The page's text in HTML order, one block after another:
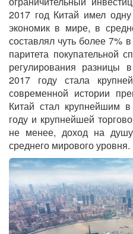
2017 год Китай имел
экономик в мире, в
составлял чуть более 7%
паритета покупательной
регулирования разницы
2017 году стала
современной истории
Китай стал крупнейшим
году и крупнейшей
не менее, доход на
среднего мирового уровня.